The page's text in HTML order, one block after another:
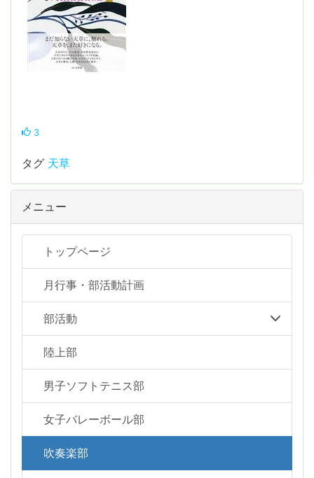
3
タグ 天草
メニュー
トップページ
月行事・部活動計画
部活動
陸上部
男子ソフトテニス部
女子バレーボール部
吹奏楽部